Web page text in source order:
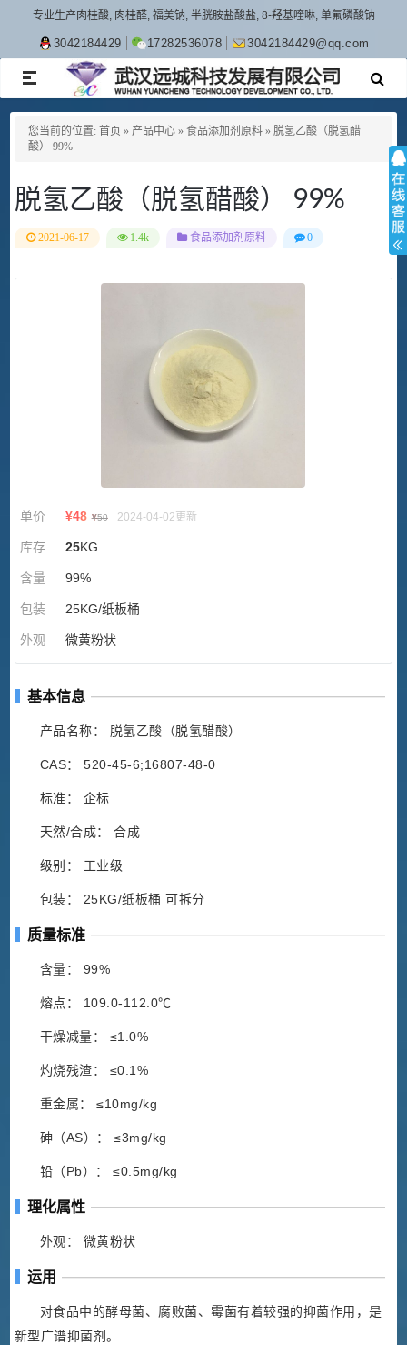
专业生产肉桂酸, 肉桂醛, 福美钠, 半胱胺盐酸盐, 8-羟基喹啉, 单氟磷酸钠
3042184429 17282536078 3042184429@qq.com
TOGGLE
NAVIGATION
您当前的位置: 首页 » 产品中心 » 食品添加剂原料 » 脱氢乙酸（脱氢醋
酸） 99%
脱氢乙酸（脱氢醋酸） 99%
2021-06-17 1.4k 食品添加剂原料 0
单价 ¥48 ¥50 2024-04-02更新
库存 25KG
含量 99%
包装 25KG/纸板桶
外观 微黄粉状
基本信息
产品名称： 脱氢乙酸（脱氢醋酸）
CAS： 520-45-6;16807-48-0
标准： 企标
天然/合成： 合成
级别： 工业级
包装： 25KG/纸板桶 可拆分
质量标准
含量： 99%
熔点： 109.0-112.0℃
干燥减量： ≤1.0%
灼烧残渣： ≤0.1%
重金属： ≤10mg/kg
砷（AS）： ≤3mg/kg
铅（Pb）： ≤0.5mg/kg
理化属性
外观： 微黄粉状
运用
对食品中的酵母菌、腐败菌、霉菌有着较强的抑菌作用，是
新型广谱抑菌剂。